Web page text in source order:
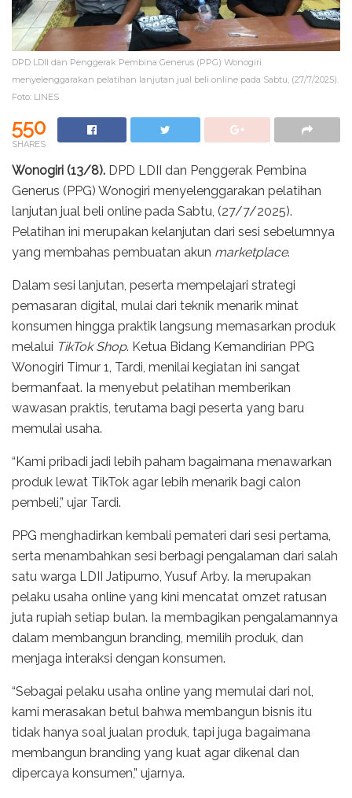
DPD LDII dan Penggerak Pembina Generus (PPG) Wonogiri
menyelenggarakan pelatihan lanjutan jual beli online pada Sabtu, (27/7/2025).
Foto: LINES
550
SHARES
Wonogiri (13/8). DPD LDII dan Penggerak Pembina
Generus (PPG) Wonogiri menyelenggarakan pelatihan
lanjutan jual beli online pada Sabtu, (27/7/2025).
Pelatihan ini merupakan kelanjutan dari sesi sebelumnya
yang membahas pembuatan akun marketplace.
Dalam sesi lanjutan, peserta mempelajari strategi
pemasaran digital, mulai dari teknik menarik minat
konsumen hingga praktik langsung memasarkan produk
melalui TikTok Shop. Ketua Bidang Kemandirian PPG
Wonogiri Timur 1, Tardi, menilai kegiatan ini sangat
bermanfaat. Ia menyebut pelatihan memberikan
wawasan praktis, terutama bagi peserta yang baru
memulai usaha.
“Kami pribadi jadi lebih paham bagaimana menawarkan
produk lewat TikTok agar lebih menarik bagi calon
pembeli,” ujar Tardi.
PPG menghadirkan kembali pemateri dari sesi pertama,
serta menambahkan sesi berbagi pengalaman dari salah
satu warga LDII Jatipurno, Yusuf Arby. Ia merupakan
pelaku usaha online yang kini mencatat omzet ratusan
juta rupiah setiap bulan. Ia membagikan pengalamannya
dalam membangun branding, memilih produk, dan
menjaga interaksi dengan konsumen.
“Sebagai pelaku usaha online yang memulai dari nol,
kami merasakan betul bahwa membangun bisnis itu
tidak hanya soal jualan produk, tapi juga bagaimana
membangun branding yang kuat agar dikenal dan
dipercaya konsumen,” ujarnya.